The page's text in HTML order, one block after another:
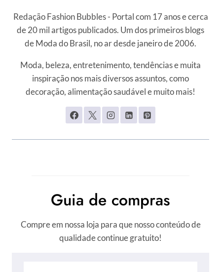
Redação Fashion Bubbles - Portal com 17 anos e cerca
de 20 mil artigos publicados. Um dos primeiros blogs
de Moda do Brasil, no ar desde janeiro de 2006.
Moda, beleza, entretenimento, tendências e muita
inspiração nos mais diversos assuntos, como
decoração, alimentação saudável e muito mais!
Guia de compras
Compre em nossa loja para que nosso conteúdo de
qualidade continue gratuito!